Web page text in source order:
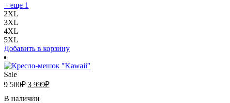
+ еще 1
2XL
3XL
4XL
5XL
Добавить в корзину
Sale
9 500₽ 3 999₽
В наличии